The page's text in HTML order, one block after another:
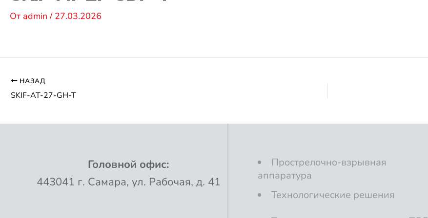
От admin/ 27.03.2026
НАЗАД
SKIF-AT-27-GH-T
Головной офис:
443041 г. Самара, ул. Рабочая, д. 41
Прострелочно-взрывная
аппаратура
Технологические решения